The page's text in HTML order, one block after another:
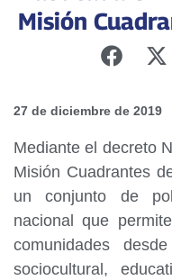
Misión
27 de diciembre de 2019
Mediante el decreto
Misión Cuadrantes
un conjunto de
nacional que
comunidades
sociocultural,